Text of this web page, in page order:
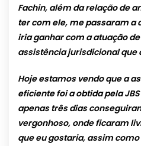
Fachin, além da relação de
ter com ele, me passaram a
iria ganhar com a atuação
assistência jurisdicional que
Hoje estamos vendo que a
eficiente foi a obtida pela
apenas três dias
vergonhoso, onde ficaram
que eu gostaria, assim